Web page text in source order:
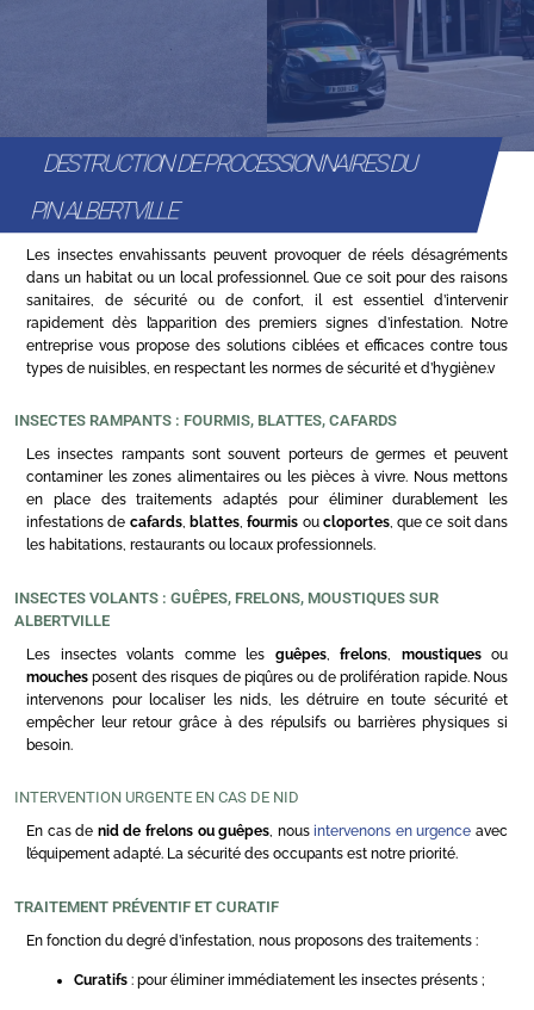
DESTRUCTION DE PROCESSIONNAIRES DU
PIN ALBERTVILLE
Les insectes envahissants peuvent provoquer de réels désagréments
dans un habitat ou un local professionnel. Que ce soit pour des raisons
sanitaires, de sécurité ou de confort, il est essentiel d’intervenir
rapidement dès l’apparition des premiers signes d’infestation. Notre
entreprise vous propose des solutions ciblées et efficaces contre tous
types de nuisibles, en respectant les normes de sécurité et d’hygiène.v
INSECTES RAMPANTS : FOURMIS, BLATTES, CAFARDS
Les insectes rampants sont souvent porteurs de germes et peuvent
contaminer les zones alimentaires ou les pièces à vivre. Nous mettons
en place des traitements adaptés pour éliminer durablement les
infestations de cafards, blattes,fourmis ou cloportes, que ce soit dans
les habitations, restaurants ou locaux professionnels.
INSECTES VOLANTS : GUÊPES, FRELONS, MOUSTIQUES SUR
ALBERTVILLE
Les insectes volants comme les guêpes, frelons moustiquesou
mouches posent des risques de piqûres ou de prolifération rapide. Nous
intervenons pour localiser les nids, les détruire en toute sécurité et
empêcher leur retour grâce à des répulsifs ou barrières physiques si
besoin.
INTERVENTION URGENTE EN CAS DE NID
En cas de nid de frelons ou guêpes, nousintervenons en urgence avec
l’équipement adapté. La sécurité des occupants est notre priorité.
TRAITEMENT PRÉVENTIF ET CURATIF
En fonction du degré d’infestation, nous proposons des traitements :
Curatifs : pour éliminer immédiatement les insectes présents ;